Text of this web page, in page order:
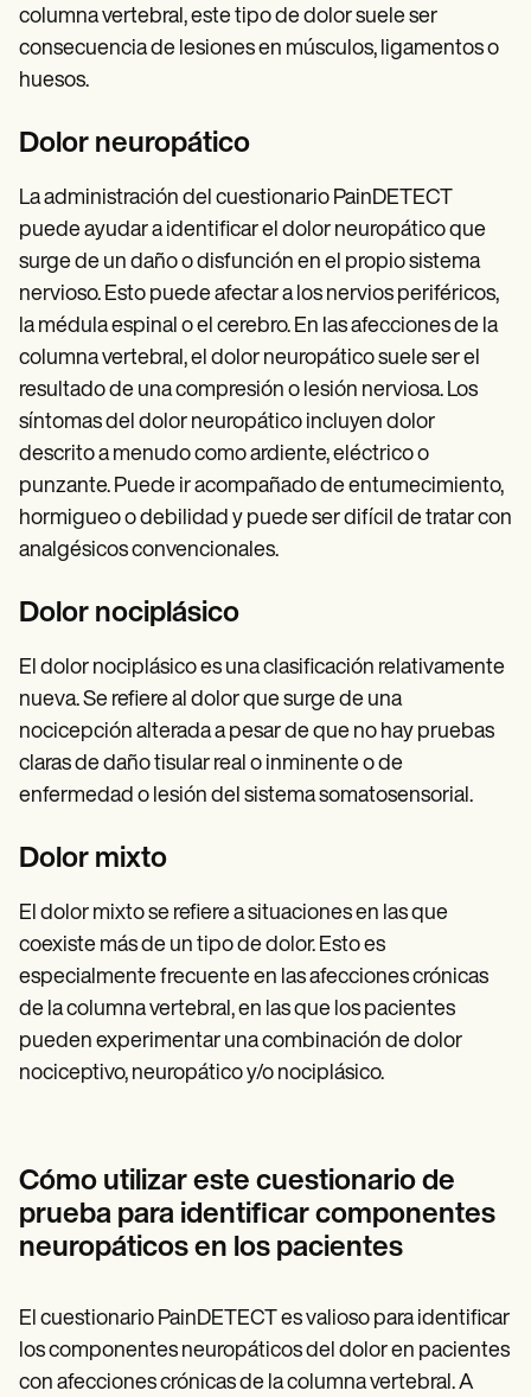
columna vertebral, este tipo de dolor suele ser
consecuencia de lesiones en músculos, ligamentos o
huesos.
Dolor neuropático
La administración del cuestionario PainDETECT
puede ayudar a identificar el dolor neuropático que
surge de un daño o disfunción en el propio sistema
nervioso. Esto puede afectar a los nervios periféricos,
la médula espinal o el cerebro. En las afecciones de la
columna vertebral, el dolor neuropático suele ser el
resultado de una compresión o lesión nerviosa. Los
síntomas del dolor neuropático incluyen dolor
descrito a menudo como ardiente, eléctrico o
punzante. Puede ir acompañado de entumecimiento,
hormigueo o debilidad y puede ser difícil de tratar con
analgésicos convencionales.
Dolor nociplásico
El dolor nociplásico es una clasificación relativamente
nueva. Se refiere al dolor que surge de una
nocicepción alterada a pesar de que no hay pruebas
claras de daño tisular real o inminente o de
enfermedad o lesión del sistema somatosensorial.
Dolor mixto
El dolor mixto se refiere a situaciones en las que
coexiste más de un tipo de dolor. Esto es
especialmente frecuente en las afecciones crónicas
de la columna vertebral, en las que los pacientes
pueden experimentar una combinación de dolor
nociceptivo, neuropático y/o nociplásico.
Cómo utilizar este cuestionario de
prueba para identificar componentes
neuropáticos en los pacientes
El cuestionario PainDETECT es valioso para identificar
los componentes neuropáticos del dolor en pacientes
con afecciones crónicas de la columna vertebral. A